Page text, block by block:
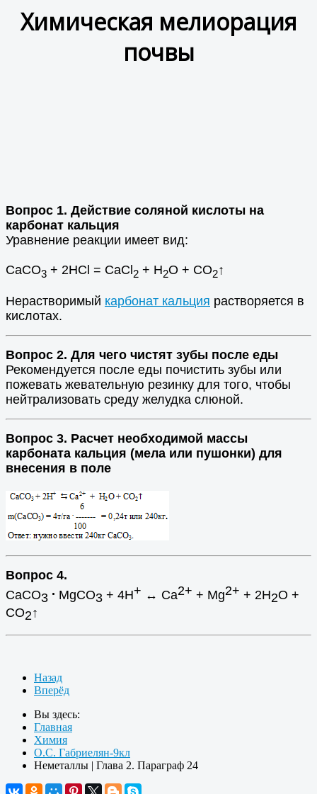
Химическая мелиорация
почвы
Вопрос 1. Действие соляной кислоты на
карбонат кальция
Уравнение реакции имеет вид:
СаСО3 + 2HCl = CaCl2 + H2O + CO2↑
Нерастворимый карбонат кальция растворяется в
кислотах.
Вопрос 2. Для чего чистят зубы после еды
Рекомендуется после еды почистить зубы или
пожевать жевательную резинку для того, чтобы
нейтрализовать среду желудка слюной.
Вопрос 3. Расчет необходимой массы
карбоната кальция (мела или пушонки) для
внесения в поле
Вопрос 4.
СаСО3
. MgСО3 + 4H+ ↔ Ca2+ + Mg2+ + 2H2O +
CO2↑
Назад
Вперёд
Вы здесь:
Главная
Химия
О.С. Габриелян-9кл
Неметаллы | Глава 2. Параграф 24